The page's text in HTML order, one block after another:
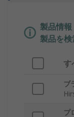
製品情
製品を検
す
ブ
プ